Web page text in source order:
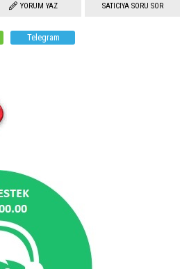
YORUM YAZ SATICIYA SORU SOR
Telegram